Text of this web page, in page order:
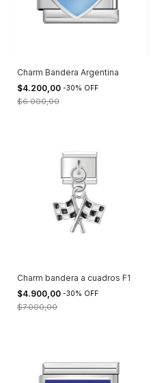
Charm Bandera Argentina
$4.200,00 -30% OFF
$6.000,00
Charm bandera a cuadros F1
$4.900,00 -30% OFF
$7.000,00